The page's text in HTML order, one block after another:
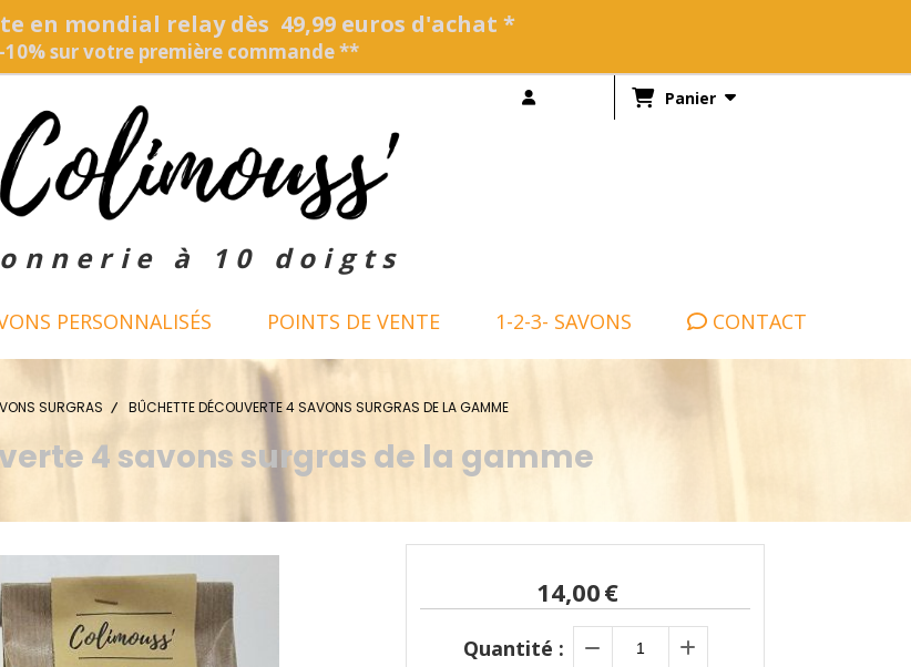
en mondial relay dès 49,99 euros d'achat *
sur votre première commande **
à 10 doigts
Panier
PERSONNALISÉS POINTS DE VENTE 1-2-3- SAVONS CONTACT
SURGRAS BÛCHETTE DÉCOUVERTE 4 SAVONS SURGRAS DE LA GAMME
4 savons surgras de la gamme
14,00€
Quantité :